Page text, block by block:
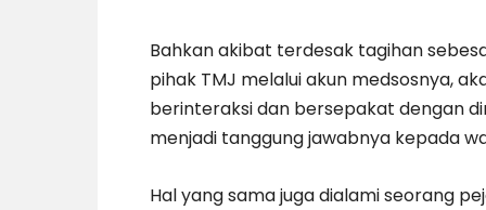
Bahkan akibat terdesak tagihan
pihak TMJ melalui akun medsosnya,
berinteraksi dan bersepakat dengan
menjadi tanggung jawabnya kepada
Hal yang sama juga dialami seorang